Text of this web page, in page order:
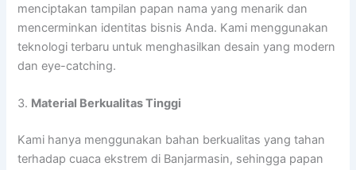
menciptakan tampilan papan nama yang menarik dan
mencerminkan identitas bisnis Anda. Kami menggunakan
teknologi terbaru untuk menghasilkan desain yang modern
dan eye-catching.
3. Material Berkualitas Tinggi
Kami hanya menggunakan bahan berkualitas yang tahan
terhadap cuaca ekstrem di Banjarmasin, sehingga papan